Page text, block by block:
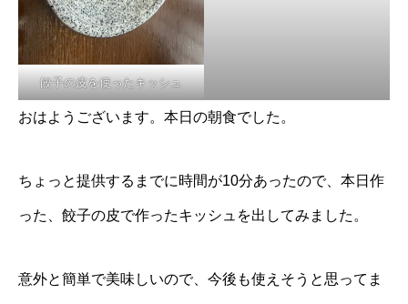
餃子の皮を使ったキッシュ
おはようございます。本日の朝食でした。
ちょっと提供するまでに時間が10分あったので、本日作
った、餃子の皮で作ったキッシュを出してみました。
意外と簡単で美味しいので、今後も使えそうと思ってま